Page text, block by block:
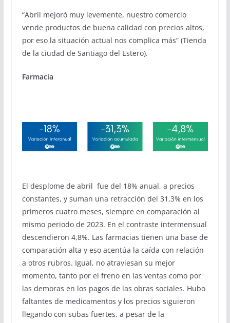
“Abril mejoró muy levemente, nuestro comercio
vende productos de buena calidad con precios altos,
por eso la situación actual nos complica más” (Tienda
de la ciudad de Santiago del Estero).
Farmacia
El desplome de abril fue del 18% anual, a precios
constantes, y suman una retracción del 31,3% en los
primeros cuatro meses, siempre en comparación al
mismo periodo de 2023. En el contraste intermensual
descendieron 4,8%. Las farmacias tienen una base de
comparación alta y eso acentúa la caída con relación
a otros rubros. Igual, no atraviesan su mejor
momento, tanto por el freno en las ventas como por
las demoras en los pagos de las obras sociales. Hubo
faltantes de medicamentos y los precios siguieron
llegando con subas fuertes, a pesar de la